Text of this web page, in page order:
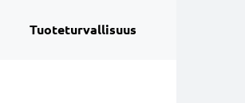
Tuoteturvallisuus